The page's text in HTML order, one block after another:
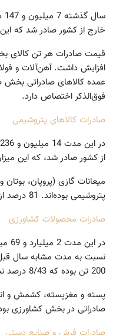
خارج از کشور صادر شد که این میزان به لحاظ وزنی 4/2
فوق‌الذکر اختصاص دارد.
صادرات کالاهای پتروشیمی
از کشور صادر شد، که این میزان به لحاظ وزنی 7/115 درصد و از
پتروشیمی بوده‌اند. 81 درصد از ارزش کل صادرات بخش پتروشیمی به این 5 قلم اختصاص داشت.
صادرات محصولات کشاورزی
200 تن بوده که 8/43 درصد نسبت به مدت مشابه سال قبل افزایش یافت.
صادراتی در بخش کشاورزی بوده‌اند که 5/70 درصد از ارزش کل صادرات این بخش